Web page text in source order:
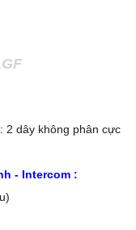
2 dây không phân cực
- Intercom :